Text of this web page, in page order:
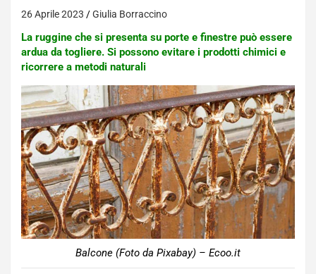
26 Aprile 2023 Giulia Borraccino
La ruggine che si presenta su porte e finestre può essere
ardua da togliere. Si possono evitare i prodotti chimici e
ricorrere a metodi naturali
Balcone (Foto da Pixabay) – Ecoo.it